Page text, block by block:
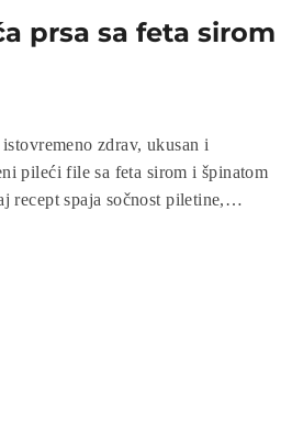
prsa sa feta sirom
zdrav, ukusan i
pileći file sa feta sirom i špinatom
recept spaja sočnost piletine,